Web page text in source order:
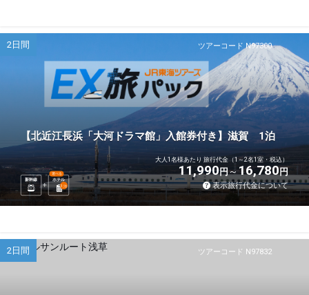
ツアーコード N97300
2日間
【北近江長浜「大河ドラマ館」入館券付き】滋賀 1泊
新幹線 ホテル
選べる
1 泊
大人1名様あたり 旅行代金（1～2名1室・税込）
11,990円 16,780円
表示旅行代金について
ツアーコード N97832
2日間